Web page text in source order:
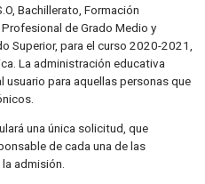
Bachillerato, Formación
de Grado Medio y
Superior, para el curso 2020-2021,
La administración educativa
para aquellas personas que
una única solicitud, que
de cada una de las
admisión.